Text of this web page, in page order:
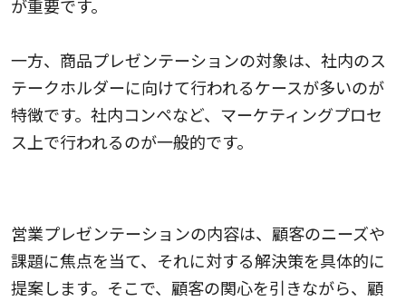
が重要です。
一方、商品プレゼンテーションの対象は、社内のス
テークホルダーに向けて行われるケースが多いのが
特徴です。社内コンペなど、マーケティングプロセ
ス上で行われるのが一般的です。
営業プレゼンテーションの内容は、顧客のニーズや
課題に焦点を当て、それに対する解決策を具体的に
提案します。そこで、顧客の関心を引きながら、顧